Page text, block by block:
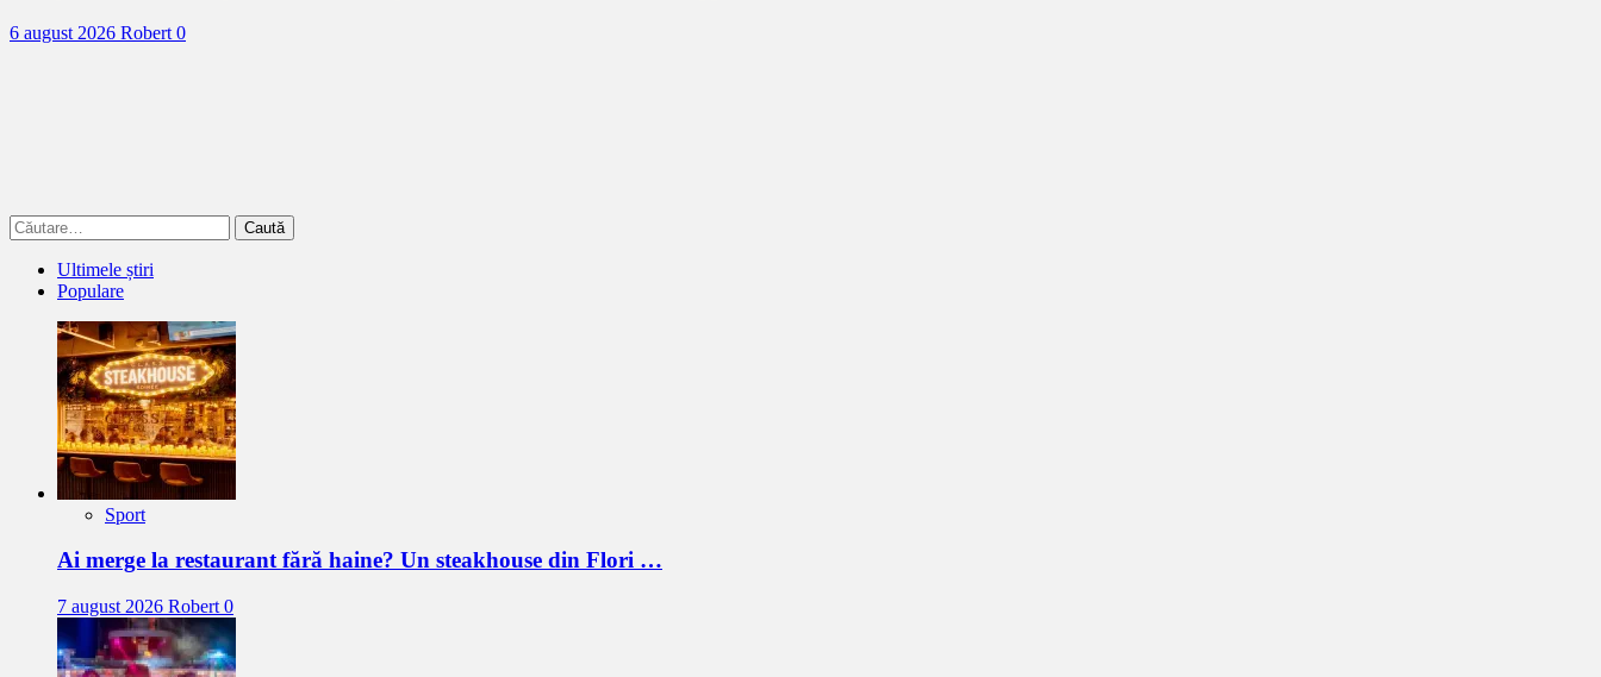
6 august 2026 Robert 0
Caută
după:
Ultimele știri
Populare
Sport
Ai merge la restaurant fără haine? Un steakhouse din Flori …
7 august 2026 Robert 0